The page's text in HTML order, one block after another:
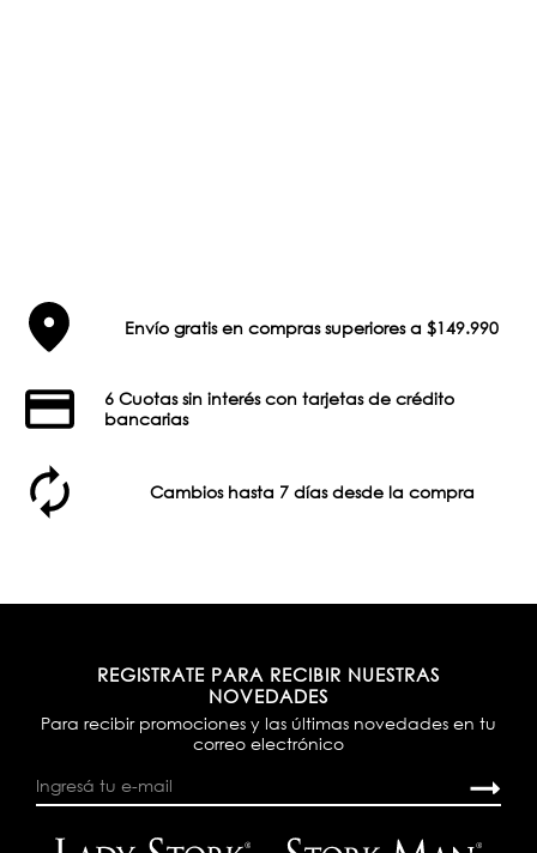
Envío gratis en compras superiores a $149.990
6 Cuotas sin interés con tarjetas de crédito
bancarias
Cambios hasta 7 días desde la compra
REGISTRATE PARA RECIBIR NUESTRAS
NOVEDADES
Para recibir promociones y las últimas novedades en tu
correo electrónico